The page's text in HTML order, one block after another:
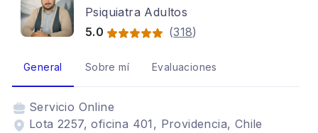
Psiquiatra Adultos
5.0
(318)
General Sobre mí Evaluaciones
Servicio Online
Lota 2257, oficina 401, Providencia, Chile